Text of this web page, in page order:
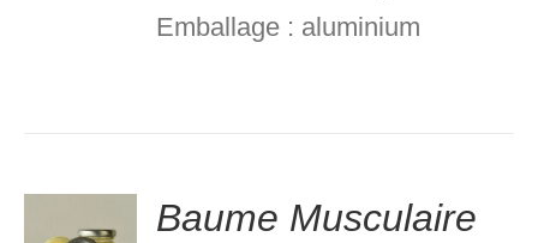
Emballage : aluminium
Baume Musculaire